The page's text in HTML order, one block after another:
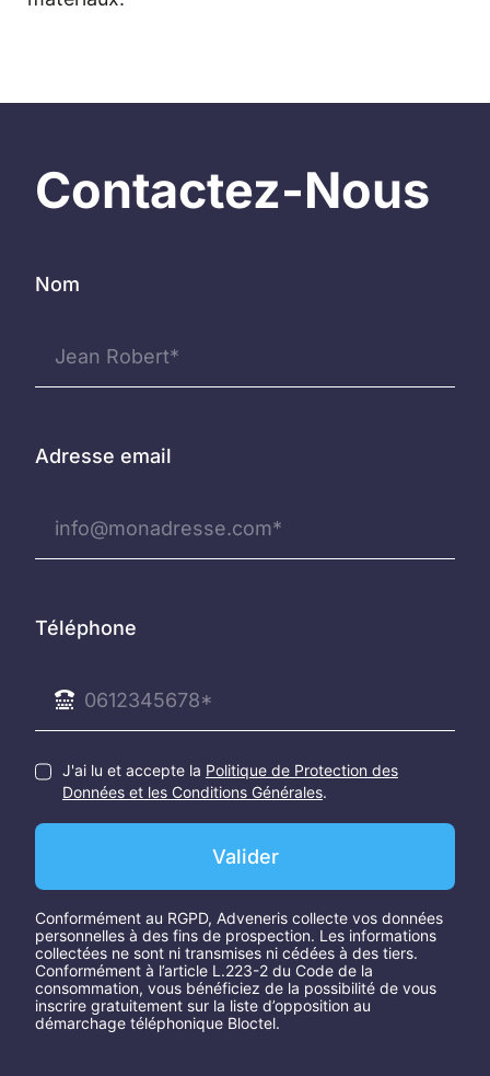
Contactez-Nous
Nom
Adresse email
Téléphone
J'ai lu et accepte la Politique de Protection des
Données et les Conditions Générales.
Valider
Conformément au RGPD, Adveneris collecte vos données
personnelles à des fins de prospection. Les informations
collectées ne sont ni transmises ni cédées à des tiers.
Conformément à l’article L.223-2 du Code de la
consommation, vous bénéficiez de la possibilité de vous
inscrire gratuitement sur la liste d’opposition au
démarchage téléphonique Bloctel.